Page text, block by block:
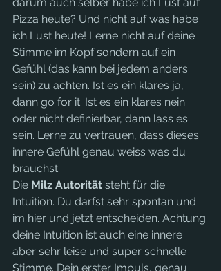
Pizza heute? Und nicht auf was habe
ich Lust heute! Lerne nicht auf deine
Stimme im Kopf sondern auf ein
Gefühl (das kann bei jedem anders
sein) zu achten. Ist es ein klares ja,
dann go for it. Ist es ein klares nein
oder nicht definierbar, dann lass es
sein. Lerne zu vertrauen, dass dieses
innere Gefühl genau weiss was du
brauchst.
Die Milz Autorität steht für die
Intuition. Du darfst sehr spontan und
im hier und jetzt entscheiden. Achtung
deine Intuition ist auch eine innere
aber sehr leise und super schnelle
Stimme. Dein erster Impuls, genau